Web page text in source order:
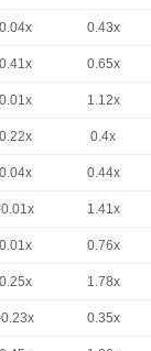
0.04x 0.43x
0.41x 0.65x
0.01x 1.12x
0.22x 0.4x
0.04x 0.44x
1.41x
0.01x 0.76x
0.25x 1.78x
0.35x